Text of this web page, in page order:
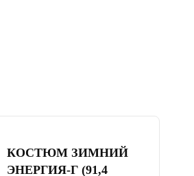
КОСТЮМ ЗИМНИЙ
ЭНЕРГИЯ-Г (91,4